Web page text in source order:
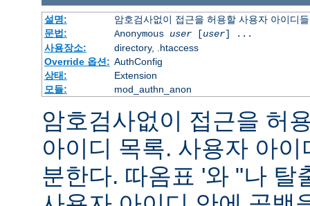
설명:
암호검사없이 접근을 허용할 사용자 아이디
문법:
Anonymous user[user] ...
사용장소:
directory, .htaccess
Override 옵션: AuthConfig
상태:
Extension
모듈:
mod_authn_anon
암호검사없이 접근을 허
아이디 목록. 사용자 아
분한다. 따옴표 '와 "나 탈